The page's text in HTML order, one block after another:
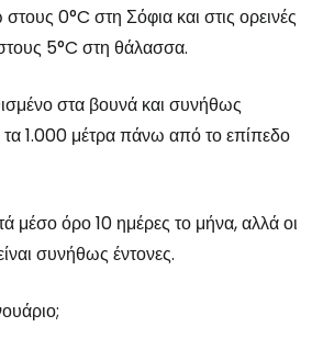
0°C στη Σόφια και στις ορεινές
5°C στη θάλασσα.
στα βουνά και συνήθως
1.000 μέτρα πάνω από το επίπεδο
μέσο όρο 10 ημέρες το μήνα, αλλά οι
συνήθως έντονες.